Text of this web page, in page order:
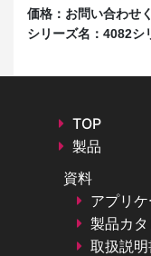
価格： お問い合わせ
シリーズ名： 4082シ
TOP
製品
資料
アプリ
製品カ
取扱説